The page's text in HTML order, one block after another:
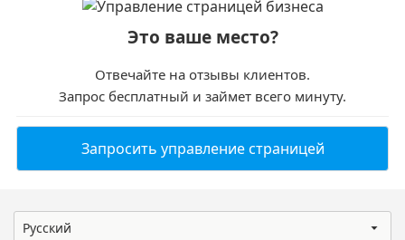
Это ваше место?
Отвечайте на отзывы клиентов.
Запрос бесплатный и займет всего минуту.
Запросить управление страницей
Русский